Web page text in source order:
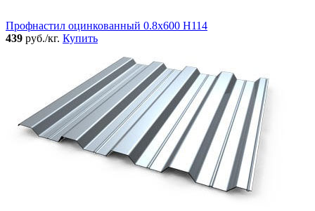
Профнастил оцинкованный 0.8x600 Н114
439 руб./кг. Купить